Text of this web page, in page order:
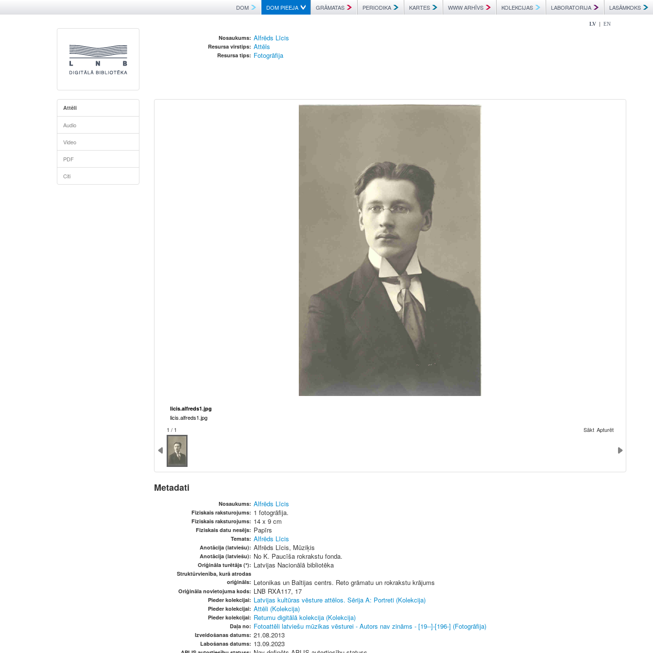
DOM DOM PIEEJA GRĀMATAS PERIODIKA KARTES WWW ARHĪVS KOLEKCIJAS LABORATORIJA LASĀMKOKS
LV | EN
Nosaukums: Alfrēds Līcis
Resursa virstips: Attēls
Resursa tips: Fotogrāfija
Attēli
Audio
Video
PDF
Citi
licis.alfreds1.jpg
licis.alfreds1.jpg
1 / 1
Sākt Apturēt
Metadati
Nosaukums: Alfrēds Līcis
Fiziskais raksturojums: 1 fotogrāfija.
Fiziskais raksturojums: 14 x 9 cm
Fiziskais datu nesējs: Papīrs
Temats: Alfrēds Līcis
Anotācija (latviešu): Alfrēds Līcis, Mūziķis
Anotācija (latviešu): No K. Paucīša rokrakstu fonda.
Oriģināla turētājs (*): Latvijas Nacionālā bibliotēka
Struktūrvienība, kurā atrodas
oriģināls: Letonikas un Baltijas centrs. Reto grāmatu un rokrakstu krājums
Oriģināla novietojuma kods: LNB RXA117, 17
Pieder kolekcijai: Latvijas kultūras vēsture attēlos. Sērija A: Portreti (Kolekcija)
Pieder kolekcijai: Attēli (Kolekcija)
Pieder kolekcijai: Retumu digitālā kolekcija (Kolekcija)
Daļa no: Fotoattēli latviešu mūzikas vēsturei - Autors nav zināms - [19--]-[196-] (Fotogrāfija)
Izveidošanas datums: 21.08.2013
Labošanas datums: 13.09.2023